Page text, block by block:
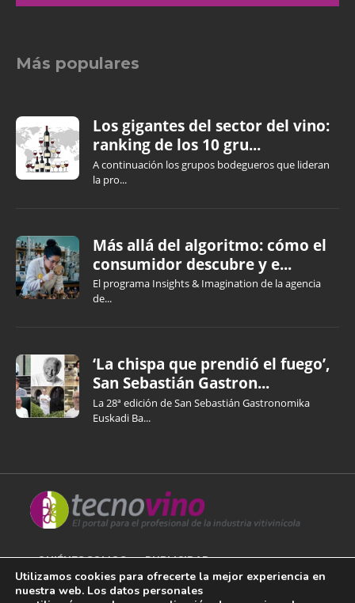
Más populares
Los gigantes del sector del vino:
ranking de los 10 gru...
A continuación los grupos bodegueros que lideran
la pro...
Más allá del algoritmo: cómo el
consumidor descubre y e...
El programa Insights & Imagination de la agencia
de...
‘La chispa que prendió el fuego’,
San Sebastián Gastron...
La 28ª edición de San Sebastián Gastronomika
Euskadi Ba...
QUIÉNES SOMOS PUBLICIDAD
AVISO LEGAL
Utilizamos cookies para ofrecerte la mejor experiencia en
nuestra web. Los datos personales